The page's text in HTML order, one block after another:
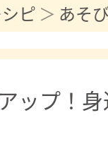
ピ あそ
ップ！